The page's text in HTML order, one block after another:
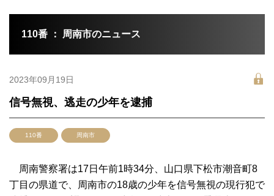
110番 ： 周南市のニュース
2023年09月19日
信号無視、逃走の少年を逮捕
110番 周南市
周南警察署は17日午前1時34分、山口県下松市潮音町8
丁目の県道で、周南市の18歳の少年を信号無視の現行犯で